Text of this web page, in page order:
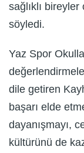
sağlıklı
söyledi.
Yaz Spor
dile getiren
başarı elde
dayanışmayı,
kültürünü de